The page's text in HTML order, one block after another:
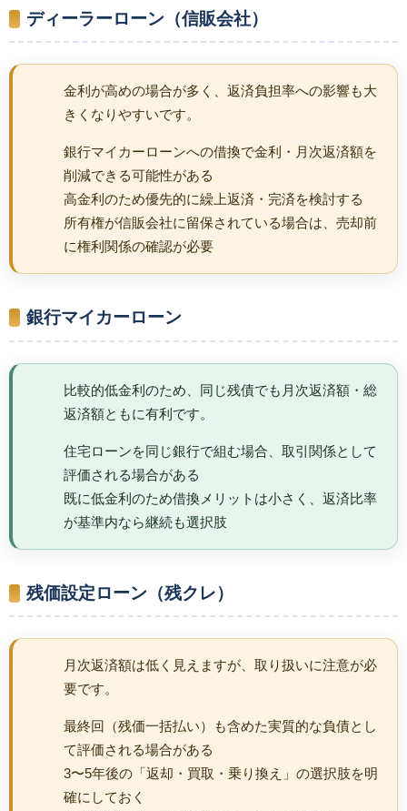
ディーラーローン（信販会社）
金利が高めの場合が多く、返済負担率への影響も大
きくなりやすいです。
銀行マイカーローンへの借換で金利・月次返済額を
削減できる可能性がある
高金利のため優先的に繰上返済・完済を検討する
所有権が信販会社に留保されている場合は、売却前
に権利関係の確認が必要
銀行マイカーローン
比較的低金利のため、同じ残債でも月次返済額・総
返済額ともに有利です。
住宅ローンを同じ銀行で組む場合、取引関係として
評価される場合がある
既に低金利のため借換メリットは小さく、返済比率
が基準内なら継続も選択肢
残価設定ローン（残クレ）
月次返済額は低く見えますが、取り扱いに注意が必
要です。
最終回（残価一括払い）も含めた実質的な負債とし
て評価される場合がある
3〜5年後の「返却・買取・乗り換え」の選択肢を明
確にしておく